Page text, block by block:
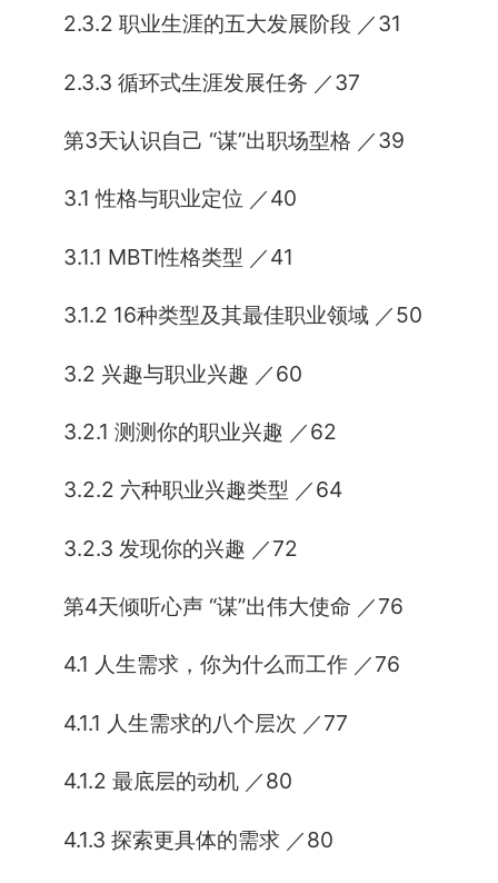
2.3.2 职业生涯的五大发展阶段 ／31
2.3.3 循环式生涯发展任务 ／37
第3天认识自己 “谋”出职场型格 ／39
3.1 性格与职业定位 ／40
3.1.1 MBTI性格类型 ／41
3.1.2 16种类型及其最佳职业领域 ／50
3.2 兴趣与职业兴趣 ／60
3.2.1 测测你的职业兴趣 ／62
3.2.2 六种职业兴趣类型 ／64
3.2.3 发现你的兴趣 ／72
第4天倾听心声 “谋”出伟大使命 ／76
4.1 人生需求，你为什么而工作 ／76
4.1.1 人生需求的八个层次 ／77
4.1.2 最底层的动机 ／80
4.1.3 探索更具体的需求 ／80